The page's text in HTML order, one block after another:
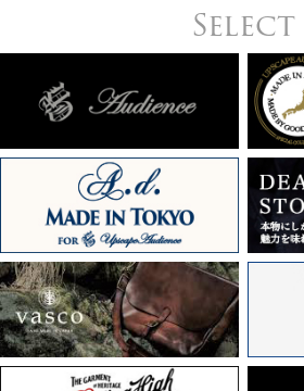
Select